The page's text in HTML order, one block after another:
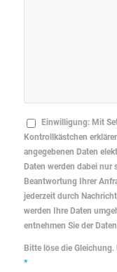
Einwilligung: Mit
Kontrollkästchen
angegebenen Daten
Daten werden dabei
Beantwortung Ihrer
jederzeit durch
werden Ihre Daten
entnehmen Sie der
Bitte löse die
*